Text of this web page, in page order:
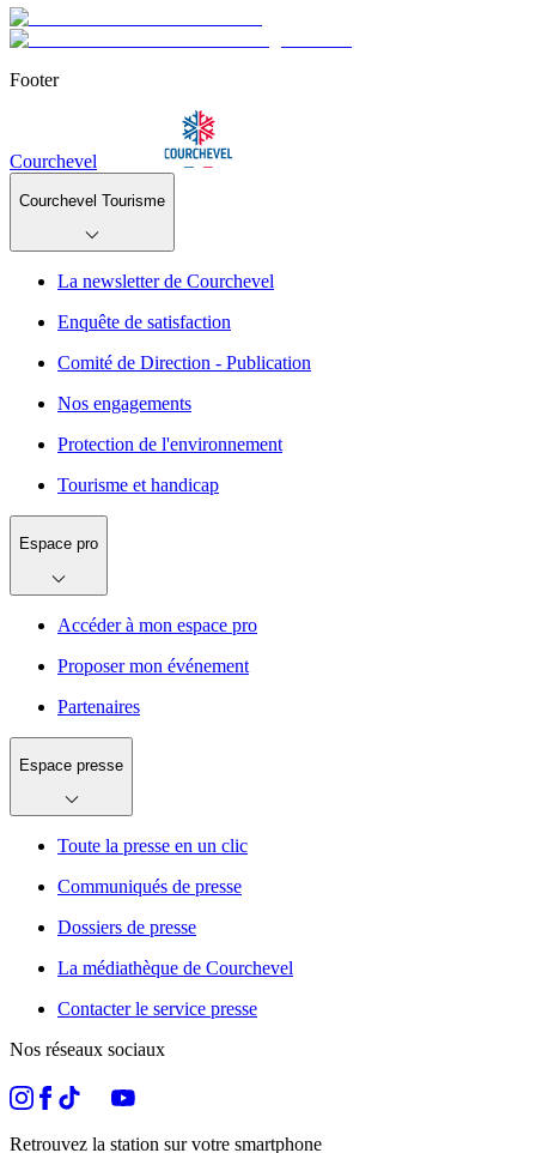
Footer
Courchevel
Courchevel Tourisme
La newsletter de Courchevel
Enquête de satisfaction
Comité de Direction - Publication
Nos engagements
Protection de l'environnement
Tourisme et handicap
Espace pro
Accéder à mon espace pro
Proposer mon événement
Partenaires
Espace presse
Toute la presse en un clic
Communiqués de presse
Dossiers de presse
La médiathèque de Courchevel
Contacter le service presse
Nos réseaux sociaux
Retrouvez la station sur votre smartphone